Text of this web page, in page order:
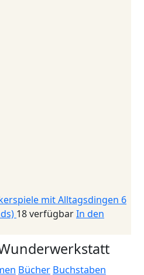
mit Alltagsdingen 6
18 verfügbarIn den
Bücher Buchstaben